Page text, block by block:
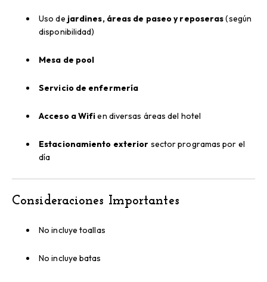
Uso de jardines, áreas de paseo y reposeras(según
disponibilidad)
Mesa de pool
Servicio de enfermería
Acceso a Wifien diversas áreas del hotel
Estacionamiento exterior sector programas por el
día
Consideraciones Importantes
No incluye toallas
No incluye batas